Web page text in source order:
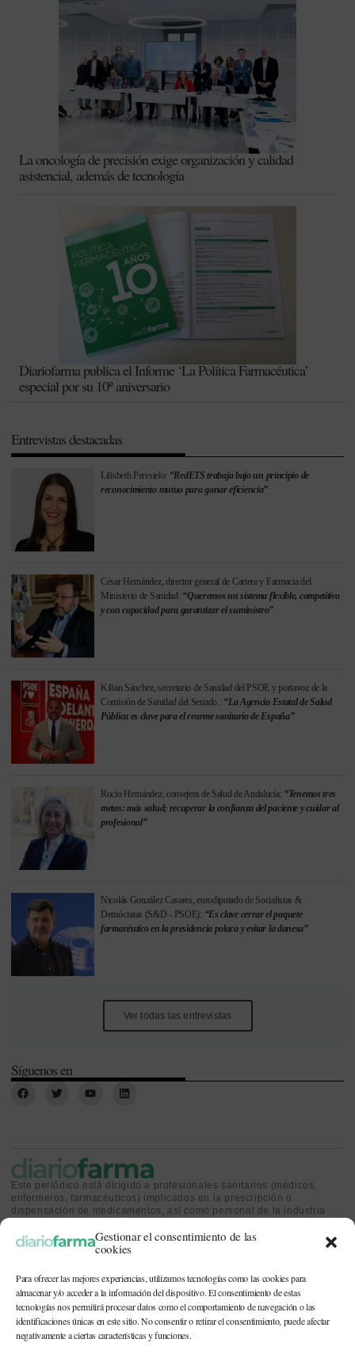
Gestionar el consentimiento de las
cookies
Para ofrecer las mejores experiencias, utilizamos tecnologías como las cookies para
almacenar y/o acceder a la información del dispositivo. El consentimiento de estas
tecnologías nos permitirá procesar datos como el comportamiento de navegación o las
identificaciones únicas en este sitio. No consentir o retirar el consentimiento, puede afectar
negativamente a ciertas características y funciones.
La oncología de precisión exige organización y calidad
asistencial, además de tecnología
Diariofarma publica el Informe ‘La Política Farmacéutica’
especial por su 10º aniversario
Entrevistas destacadas
Lilisbeth Perestelo: “RedETS trabaja bajo un principio de
reconocimiento mutuo para ganar eficiencia”
César Hernández, director general de Cartera y Farmacia del
Ministerio de Sanidad: “Queremos un sistema flexible, competitivo
y con capacidad para garantizar el suministro”
Kilian Sánchez, secretario de Sanidad del PSOE y portavoz de la
Comisión de Sanidad del Senado.: “La Agencia Estatal de Salud
Pública es clave para el rearme sanitario de España”
Rocío Hernández, consejera de Salud de Andalucía: “Tenemos tres
metas: más salud; recuperar la confianza del paciente y cuidar al
profesional”
Nicolás González Casares, eurodiputado de Socialistas &
Demócratas (S&D - PSOE): “Es clave cerrar el paquete
farmacéutico en la presidencia polaca y evitar la danesa”
Ver todas las entrevistas
Síguenos en
Este periódico está dirigido a profesionales sanitarios (médicos,
enfermeros, farmacéuticos) implicados en la prescripción o
dispensación de medicamentos, así como personal de la industria
sanitaria.
CONTACTO Y QUIÉNES SOMOS|POLÍTICA DE COOKIES|POLÍTICA DE